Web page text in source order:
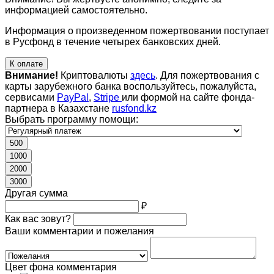
информацией самостоятельно.
Информация о произведенном пожертвовании поступает
в Русфонд в течение четырех банковских дней.
К оплате
Внимание! Криптовалюты здесь. Для пожертвования с
карты зарубежного банка воспользуйтесь, пожалуйста,
сервисами PayPal , Stripe или формой на сайте фонда-
партнера в Казахстане rusfond.kz
Выбрать программу помощи:
500
1000
2000
3000
Другая сумма
₽
Как вас зовут?
Ваши комментарии и пожелания
Цвет фона комментария